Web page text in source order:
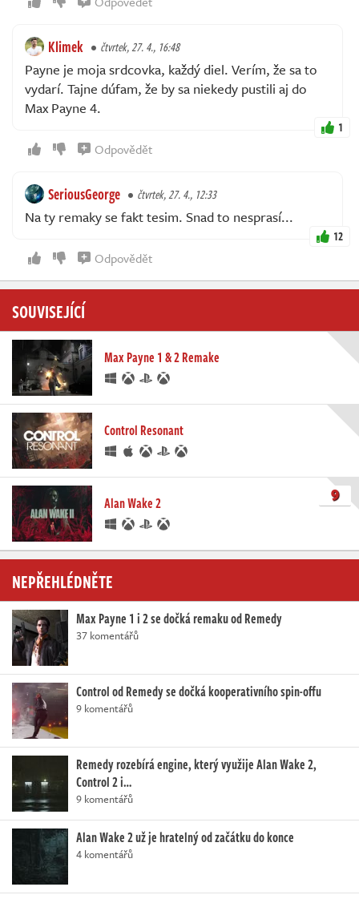
Klimek čtvrtek, 27. 4., 16:48
Payne je moja srdcovka, každý diel. Verím, že sa to
vydarí. Tajne dúfam, že by sa niekedy pustili aj do
Max Payne 4.
1
Odpovědět
SeriousGeorge čtvrtek, 27. 4., 12:33
Na ty remaky se fakt tesim. Snad to nesprasí...
12
Odpovědět
SOUVISEJÍCÍ
Max Payne 1 & 2 Remake
Control Resonant
Alan Wake 2 9
NEPŘEHLÉDNĚTE
Max Payne 1 i 2 se dočká remaku od Remedy
37 komentářů
Control od Remedy se dočká kooperativního spin-offu
9 komentářů
Remedy rozebírá engine, který využije Alan Wake 2,
Control 2 i…
9 komentářů
Alan Wake 2 už je hratelný od začátku do konce
4 komentářů